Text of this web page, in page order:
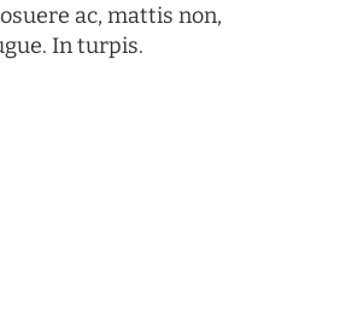
ac, mattis non,
In turpis.